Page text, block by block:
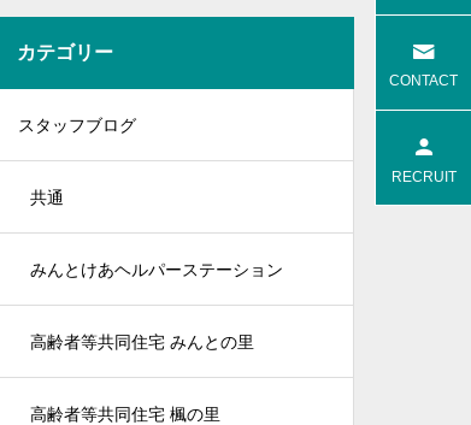
高齢者等共
カテゴリー
スタッフブログ
共通
みんとけあヘルパーステーション
高齢者等共同住宅 みんとの里
高齢者等共同住宅 楓の里
CONTACT
RECRUIT